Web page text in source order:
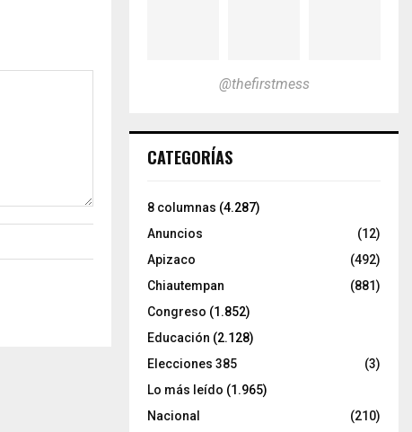
@thefirstmess
CATEGORÍAS
8 columnas (4.287)
Anuncios
(12)
Apizaco
(492)
Chiautempan
(881)
Congreso (1.852)
Educación (2.128)
Elecciones 385
(3)
Lo más leído (1.965)
Nacional
(210)